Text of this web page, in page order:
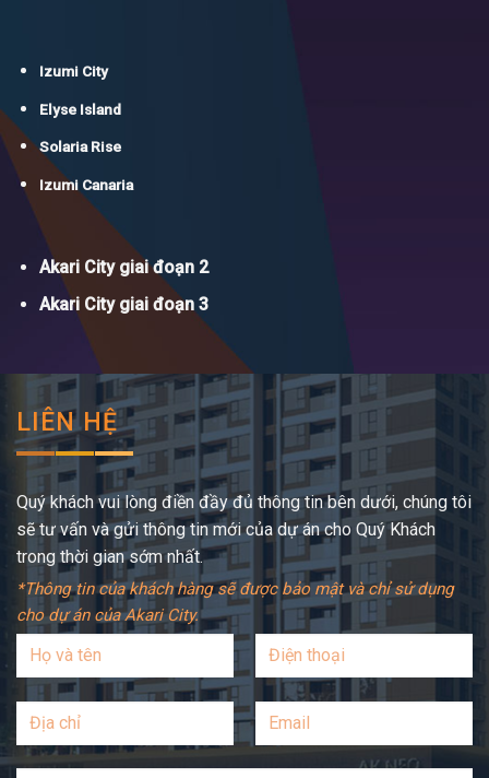
Izumi City
Elyse Island
Solaria Rise
Izumi Canaria
Akari City giai đoạn 2
Akari City giai đoạn 3
LIÊN HỆ
Quý khách vui lòng điền đầy đủ thông tin bên dưới, chúng tôi
sẽ tư vấn và gửi thông tin mới của dự án cho Quý Khách
trong thời gian sớm nhất.
*Thông tin của khách hàng sẽ được bảo mật và chỉ sử dụng
cho dự án của Akari City.